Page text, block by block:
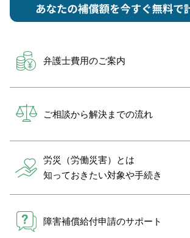
弁護士費用のご案内
ご相談から解決までの流れ
労災（労働災害）とは
知っておきたい対象や手続き
障害補償給付申請のサポート